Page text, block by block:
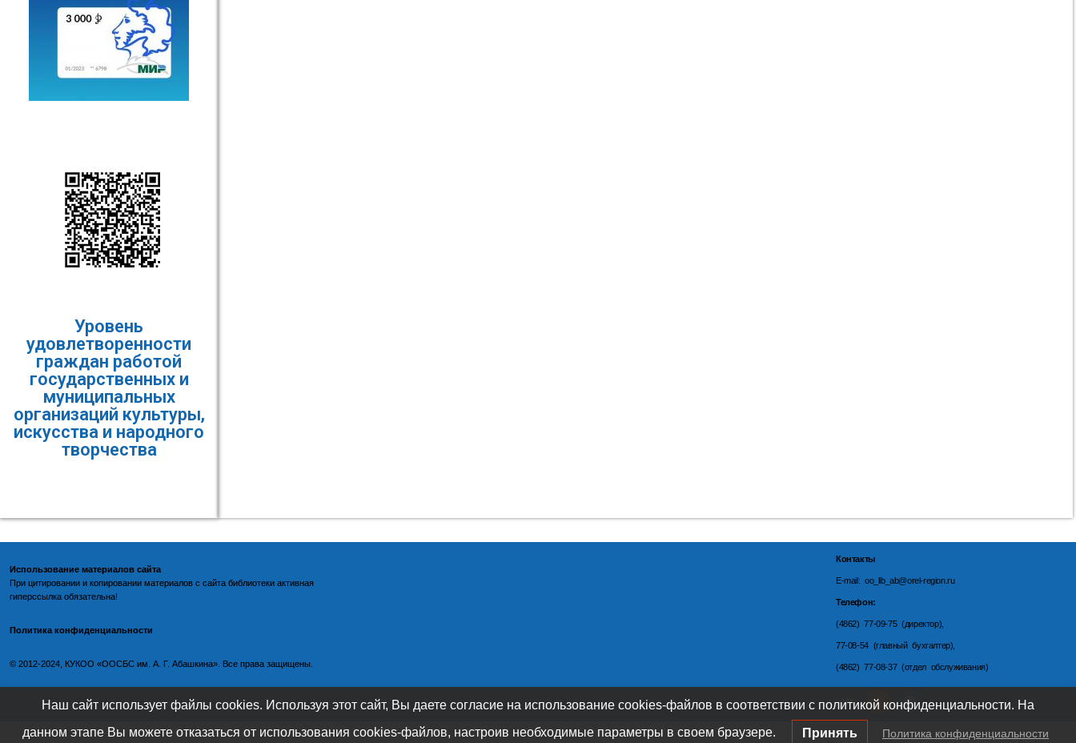
Уровень
удовлетворенности
граждан работой
государственных и
муниципальных
организаций культуры,
искусства и народного
творчества
Использование материалов сайта
При цитировании и копировании материалов с сайта библиотеки активная
гиперссылка обязательна!
Политика конфиденциальности
©️ 2012-2024, КУКОО «ООСБС им. А. Г. Абашкина». Все права защищены.
Контакты
E-mail: oo_lib_ab@orel-region.ru
Телефон:
(4862) 77-09-75 (директор),
77-08-54 (главный бухгалтер),
(4862) 77-08-37 (отдел обслуживания)
Наш сайт использует файлы cookies. Используя этот сайт, Вы даете согласие на использование cookies-файлов в соответствии с политикой конфиденциальности. На
данном этапе Вы можете отказаться от использования cookies-файлов, настроив необходимые параметры в своем браузере. Принять Политика конфиденциальности